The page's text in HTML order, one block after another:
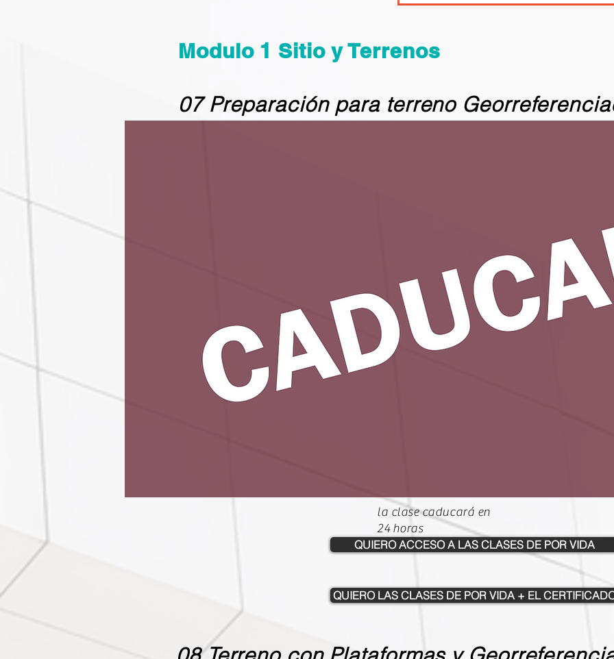
Modulo 1 Sitio y Terrenos
07 Preparación para terreno
la clase caducará en
24 horas
QUIERO ACCESO A LAS CLASES DE POR VIDA
QUIERO LAS CLASES DE POR VIDA + EL